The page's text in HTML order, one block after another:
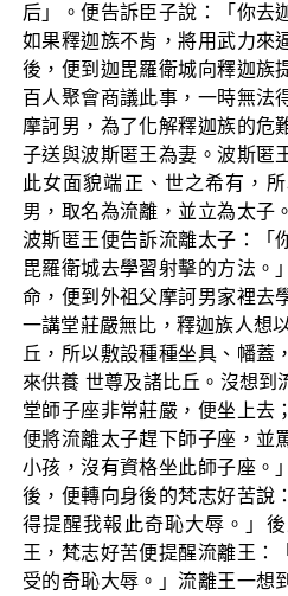
后」。便告訴臣子說：「你去
如果釋迦族不肯，將用武力來
後，便到迦毘羅衛城向釋迦族
百人聚會商議此事，一時無法
摩訶男，為了化解釋迦族的危
子送與波斯匿王為妻。波斯匿
此女面貌端正、世之希有，
男，取名為流離，並立為太子
波斯匿王便告訴流離太子：「
毘羅衛城去學習射擊的方法。
命，便到外祖父摩訶男家裡去
一講堂莊嚴無比，釋迦族人想
丘，所以敷設種種坐具、幡蓋
來供養 世尊及諸比丘。沒想到
堂師子座非常莊嚴，便坐上去
便將流離太子趕下師子座，並
小孩，沒有資格坐此師子座。
後，便轉向身後的梵志好苦說
得提醒我報此奇恥大辱。」
王，梵志好苦便提醒流離王：
受的奇恥大辱。」流離王一想